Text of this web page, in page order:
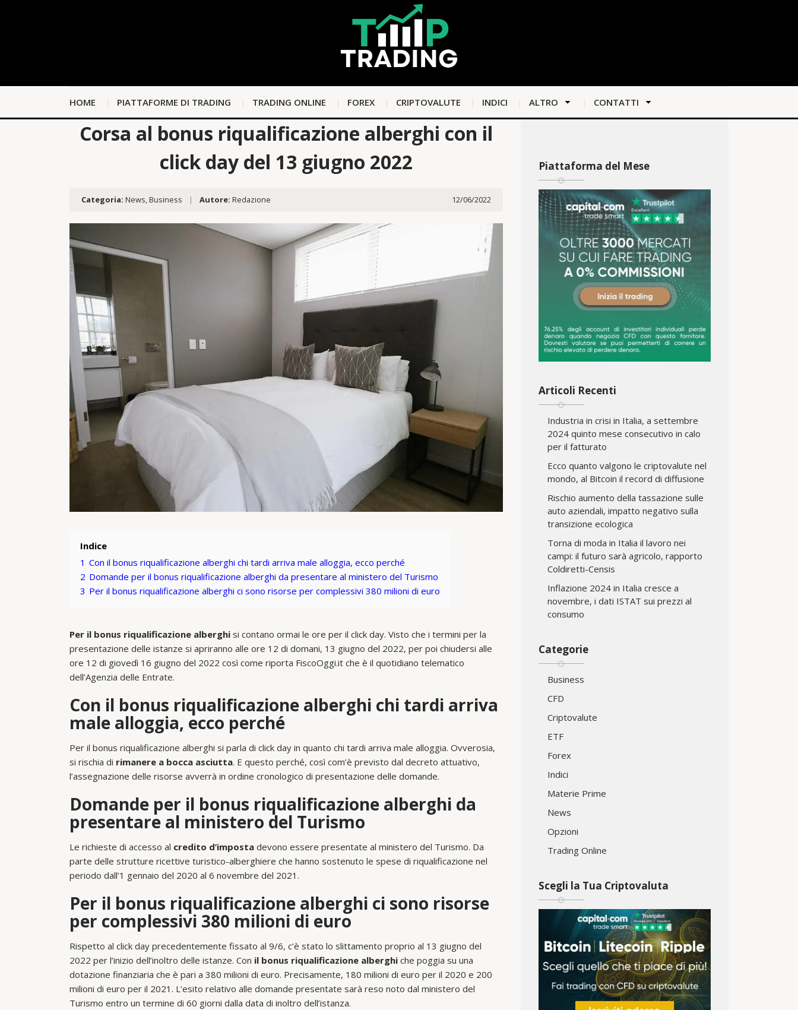
HOME PIATTAFORME DI TRADING TRADING ONLINE FOREX CRIPTOVALUTE INDICI ALTRO CONTATTI
Corsa al bonus riqualificazione alberghi con il
click day del 13 giugno 2022
Categoria: News,Business | Autore: Redazione 12/06/2022
Indice
1 Con il bonus riqualificazione alberghi chi tardi arriva male alloggia, ecco perché
2 Domande per il bonus riqualificazione alberghi da presentare al ministero del Turismo
3 Per il bonus riqualificazione alberghi ci sono risorse per complessivi 380 milioni di euro
Per il bonus riqualificazione alberghi si contano ormai le ore per il click day. Visto che i termini per la
presentazione delle istanze si apriranno alle ore 12 di domani, 13 giugno del 2022, per poi chiudersi alle
ore 12 di giovedì 16 giugno del 2022 così come riporta FiscoOggi.it che è il quotidiano telematico
dell’Agenzia delle Entrate.
Con il bonus riqualificazione alberghi chi tardi arriva
male alloggia, ecco perché
Per il bonus riqualificazione alberghi si parla di click day in quanto chi tardi arriva male alloggia. Ovverosia,
si rischia di rimanere a bocca asciutta. E questo perché, così com’è previsto dal decreto attuativo,
l’assegnazione delle risorse avverrà in ordine cronologico di presentazione delle domande.
Domande per il bonus riqualificazione alberghi da
presentare al ministero del Turismo
Le richieste di accesso al credito d’imposta devono essere presentate al ministero del Turismo. Da
parte delle strutture ricettive turistico-alberghiere che hanno sostenuto le spese di riqualificazione nel
periodo dall’1 gennaio del 2020 al 6 novembre del 2021.
Per il bonus riqualificazione alberghi ci sono risorse
per complessivi 380 milioni di euro
Rispetto al click day precedentemente fissato al 9/6, c’è stato lo slittamento proprio al 13 giugno del
2022 per l’inizio dell’inoltro delle istanze. Con il bonus riqualificazione alberghi che poggia su una
dotazione finanziaria che è pari a 380 milioni di euro. Precisamente, 180 milioni di euro per il 2020 e 200
milioni di euro per il 2021. L’esito relativo alle domande presentate sarà reso noto dal ministero del
Turismo entro un termine di 60 giorni dalla data di inoltro dell’istanza.
Piattaforma del Mese
Articoli Recenti
Industria in crisi in Italia, a settembre
2024 quinto mese consecutivo in calo
per il fatturato
Ecco quanto valgono le criptovalute nel
mondo, al Bitcoin il record di diffusione
Rischio aumento della tassazione sulle
auto aziendali, impatto negativo sulla
transizione ecologica
Torna di moda in Italia il lavoro nei
campi: il futuro sarà agricolo, rapporto
Coldiretti-Censis
Inflazione 2024 in Italia cresce a
novembre, i dati ISTAT sui prezzi al
consumo
Categorie
Business
CFD
Criptovalute
ETF
Forex
Indici
Materie Prime
News
Opzioni
Trading Online
Scegli la Tua Criptovaluta